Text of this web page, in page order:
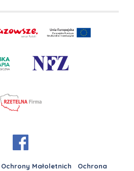
Małoletnich
Ochrona